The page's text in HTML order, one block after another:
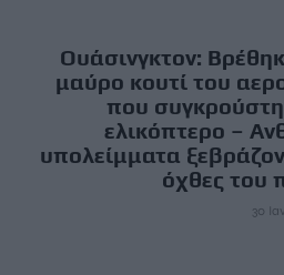
Ουάσινγκτον:
μαύρο κουτί του
που
ελικόπτερο –
υπολείμματα
όχθες του
30